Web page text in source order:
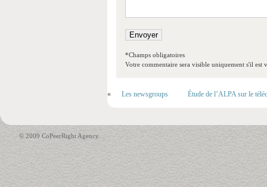
*Champs obligatoires
Votre commentaire sera visible uniquement s'il est
« Les newsgroups Étude de l’ALPA sur le
© 2009 CoPeerRight Agency.